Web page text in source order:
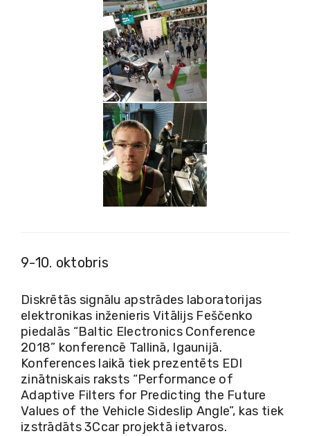
9-10. oktobris
Diskrētās signālu apstrādes laboratorijas
elektronikas inženieris Vitālijs Feščenko
piedalās “Baltic Electronics Conference
2018” konferencē Tallinā, Igaunijā.
Konferences laikā tiek prezentēts EDI
zinātniskais raksts “Performance of
Adaptive Filters for Predicting the Future
Values of the Vehicle Sideslip Angle”, kas tiek
izstrādāts 3Ccar projektā ietvaros.